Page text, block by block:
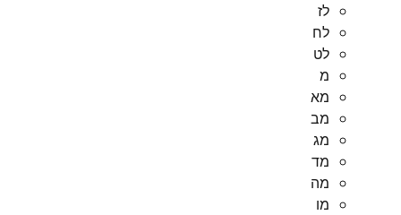
לז
לח
לט
מ
מא
מב
מג
מד
מה
מו